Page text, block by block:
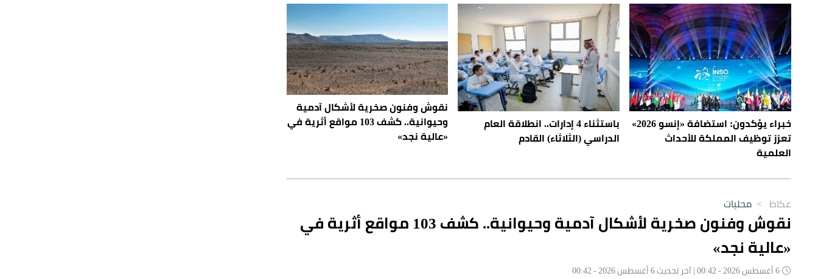
خبراء يؤكدون: استضافة «إنسو 2026»
تعزز توظيف المملكة للأحداث
العلمية
باستثناء 4 إدارات.. انطلاقة العام
الدراسي (الثلاثاء) القادم
نقوش وفنون صخرية لأشكال آدمية
وحيوانية.. كشف 103 مواقع أثرية في
«عالية نجد»
عكاظ > محليات
نقوش وفنون صخرية لأشكال آدمية وحيوانية.. كشف 103 مواقع أثرية في
«عالية نجد»